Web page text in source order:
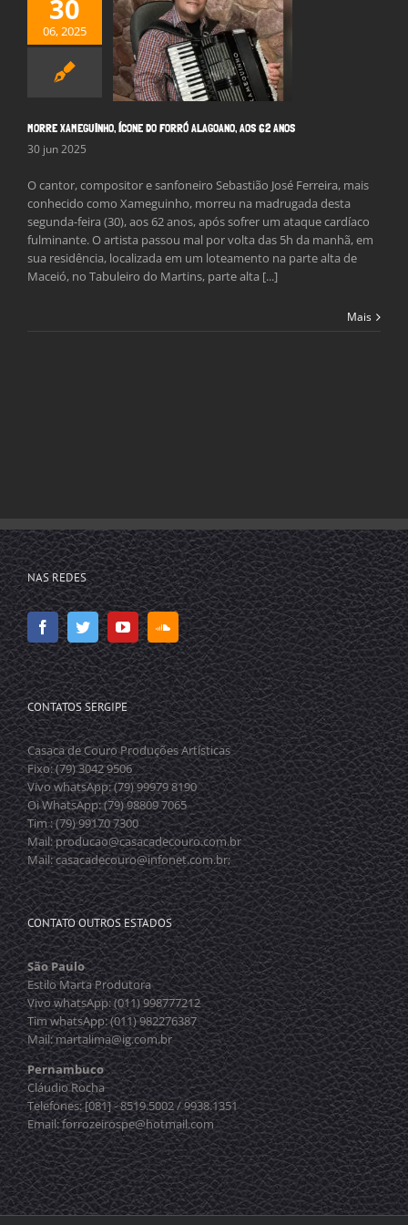
30
06, 2025
XAMEGUINHO,
AOS 62 ANOS
MORRE XAMEGUINHO, ÍCONE DO FORRÓ ALAGOANO, AOS 62 ANOS
30 jun 2025
O cantor, compositor e sanfoneiro Sebastião José Ferreira, mais
conhecido como Xameguinho, morreu na madrugada desta
segunda-feira (30), aos 62 anos, após sofrer um ataque cardíaco
fulminante. O artista passou mal por volta das 5h da manhã, em
sua residência, localizada em um loteamento na parte alta de
Maceió, no Tabuleiro do Martins, parte alta [...]
Mais
NAS REDES
CONTATOS SERGIPE
Casaca de Couro Produções Artísticas
Fixo: (79) 3042 9506
Vivo whatsApp: (79) 99979 8190
Oi WhatsApp: (79) 98809 7065
Tim : (79) 99170 7300
Mail: producao@casacadecouro.com.br
Mail: casacadecouro@infonet.com.br;
CONTATO OUTROS ESTADOS
São Paulo
Estilo Marta Produtora
Vivo whatsApp: (011) 998777212
Tim whatsApp: (011) 982276387
Mail: martalima@ig.com.br
Pernambuco
Cláudio Rocha
Telefones: [081] - 8519.5002 / 9938.1351
Email: forrozeirospe@hotmail.com